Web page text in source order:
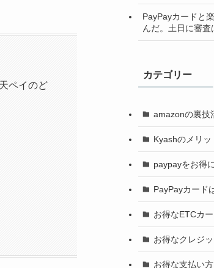
ペイのど
PayPayカードと
んだ。土日に審査
カテゴリー
amazonの裏技
Kyashのメリッ
paypayをお得
PayPayカード
お得なETCカー
お得なクレジ
お得な支払い方